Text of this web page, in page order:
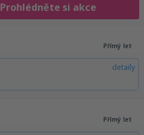
Prohlédněte si akce
Přímý let
detaily
Přímý let